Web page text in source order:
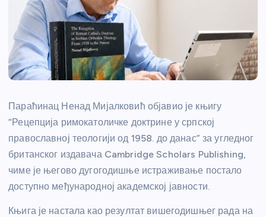
Параћинац Ненад Мијалковић објавио је књигу
“Рецепција римокатоличке доктрине у српској
православној теологији од 1958. до данас” за угледног
британског издавача Cambridge Scholars Publishing,
чиме је његово дугогодишње истраживање постало
доступно међународној академској јавности.
Књига је настала као резултат вишегодишњег рада на